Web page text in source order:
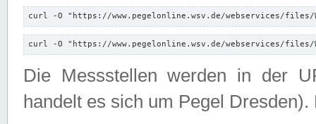
curl -O "https://www.pegelonline.wsv.de/webservices/files/
curl -O "https://www.pegelonline.wsv.de/webservices/files/
Die Messstellen werden in der
handelt es sich um Pegel